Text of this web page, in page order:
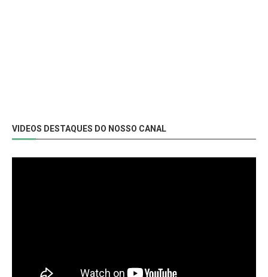
VIDEOS DESTAQUES DO NOSSO CANAL